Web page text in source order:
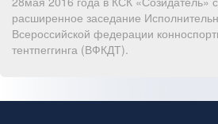
расширенное заседание
Всероссийской федерации
тентпеггинга (ВФКДТ).